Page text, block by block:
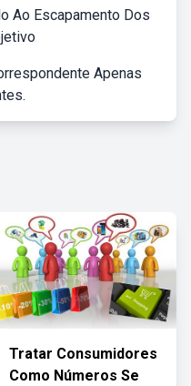
Ao Escapamento Dos
Apenas
Tratar Consumidores
Como Números Se